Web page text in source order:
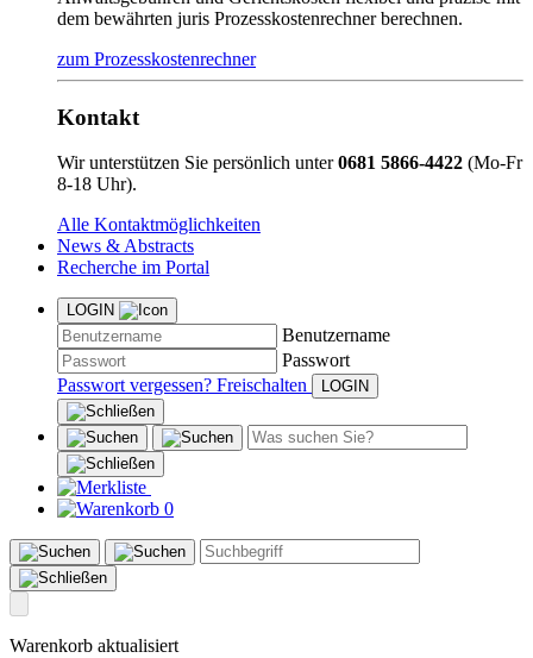
dem bewährten juris Prozesskostenrechner berechnen.
zum Prozesskostenrechner
Kontakt
Wir unterstützen Sie persönlich unter0681 5866-4422 (Mo-Fr
8-18 Uhr).
Alle Kontaktmöglichkeiten
News & Abstracts
Recherche im Portal
LOGIN
Benutzername
Passwort
Passwort vergessen? Freischalten
0
Warenkorb aktualisiert